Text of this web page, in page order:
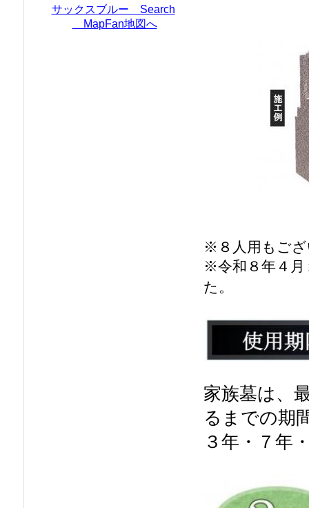
※８人用もご
※令和８年４月
た。
家族墓は、
るまでの期
３年・７年
サックスブルー Search
MapFan地図へ